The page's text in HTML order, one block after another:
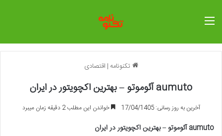
تکنونامه | اقتصادی
aumuto آئوموتو – بهترین اکچویتور در ایران
آخرین به روز رسانی: 17/04/1405 خواندن این مطلب 2 دقیقه زمان میبرد
aumuto آئوموتو – بهترین اکچویتور در ایران